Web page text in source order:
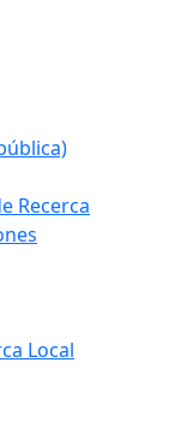
Recerca
Local